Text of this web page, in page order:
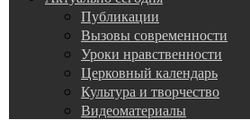
Публикации
Вызовы современности
Уроки нравственности
Церковный календарь
Культура и творчество
Видеоматериалы